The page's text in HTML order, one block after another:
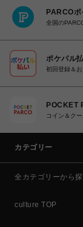
PARCOポ
全国の
ポケパル
初回登録＆
POCKET
コイン＆ク
カテゴリー
全カテゴリーから
culture TOP